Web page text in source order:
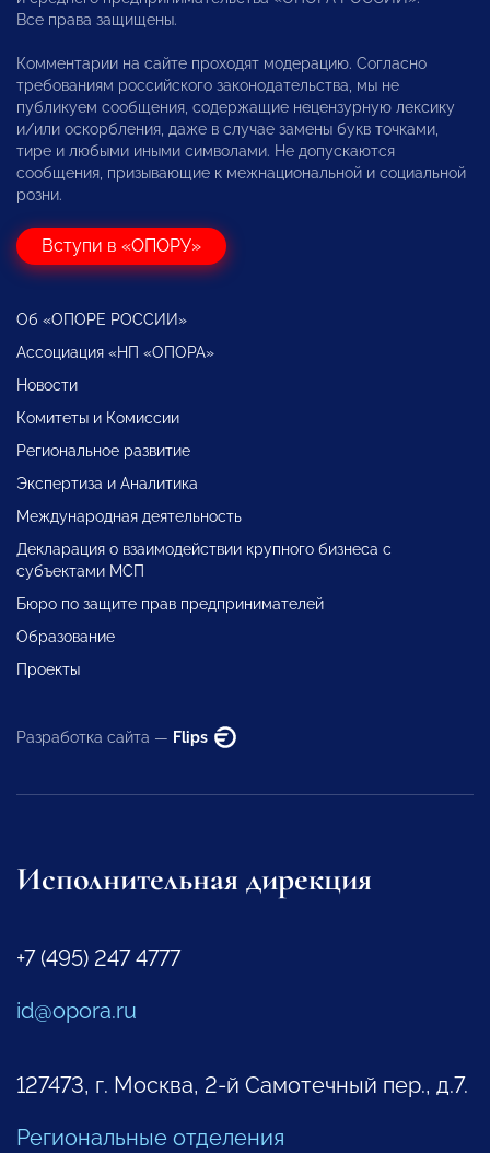
Все права защищены.
Комментарии на сайте проходят модерацию. Согласно
требованиям российского законодательства, мы не
публикуем сообщения, содержащие нецензурную лексику
и/или оскорбления, даже в случае замены букв точками,
тире и любыми иными символами. Не допускаются
сообщения, призывающие к межнациональной и социальной
розни.
Вступи в «ОПОРУ»
Об «ОПОРЕ РОССИИ»
Ассоциация «НП «ОПОРА»
Новости
Комитеты и Комиссии
Региональное развитие
Экспертиза и Аналитика
Международная деятельность
Декларация о взаимодействии крупного бизнеса с
субъектами МСП
Бюро по защите прав предпринимателей
Образование
Проекты
Разработка сайта — Flips
Исполнительная дирекция
+7 (495) 247 4777
id@opora.ru
127473, г. Москва, 2-й Самотечный пер., д.7.
Региональные отделения